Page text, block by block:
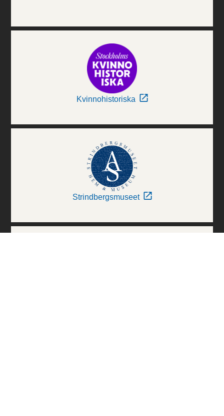
Kvinnohistoriska
Strindbergsmuseet